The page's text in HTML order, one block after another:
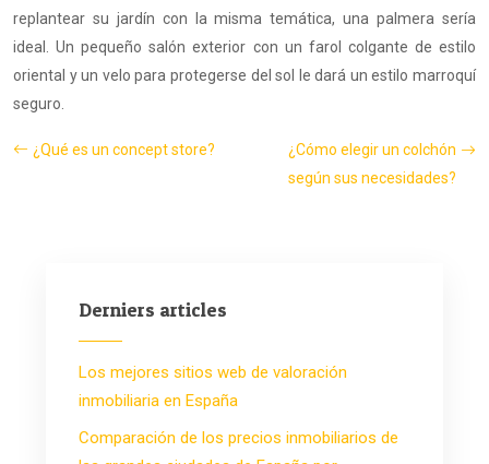
replantear su jardín con la misma temática, una palmera sería
ideal. Un pequeño salón exterior con un farol colgante de estilo
oriental y un velo para protegerse del sol le dará un estilo marroquí
seguro.
¿Qué es un concept store?
¿Cómo elegir un colchón
según sus necesidades?
Derniers articles
Los mejores sitios web de valoración
inmobiliaria en España
Comparación de los precios inmobiliarios de